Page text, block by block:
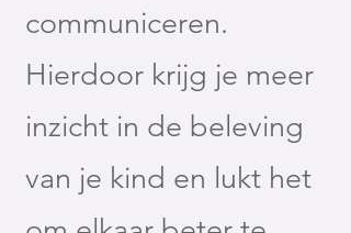
communiceren.
Hierdoor krijg je meer
inzicht in de beleving
van je kind en lukt het